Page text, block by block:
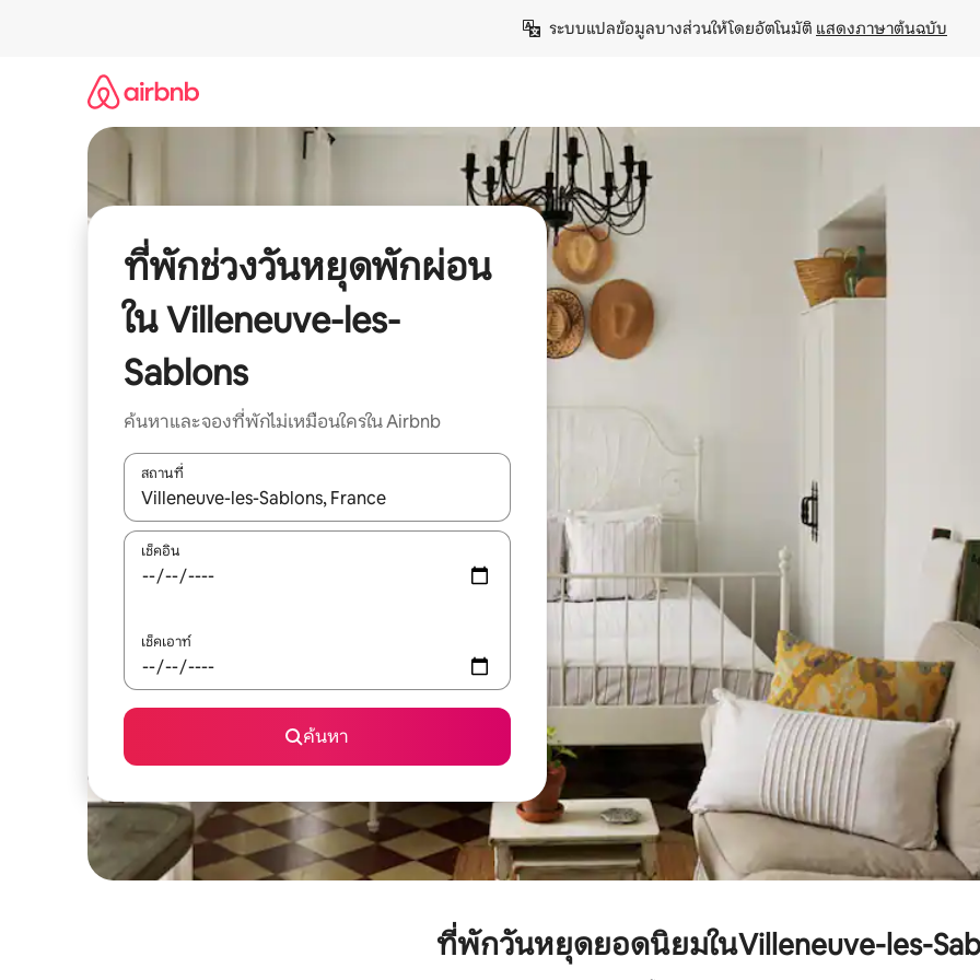
ระบบแปลข้อมูลบางส่วนให้โดยอัตโนมัติ แสดงภาษาต้นฉบับ
ที่พักช่วงวันหยุดพักผ่อน
ใน Villeneuve-les-
Sablons
ค้นหาและจองที่พักไม่เหมือนใครใน Airbnb
สถานที่
ใช้ลูกศรขึ้นลง หรือใช้การสัมผัสหรือปัด เพื่อสำรวจผลการค้นหา
เช็คอิน
เช็คเอาท์
ค้นหา
ที่พักวันหยุดยอดนิยมในVilleneuve-les-